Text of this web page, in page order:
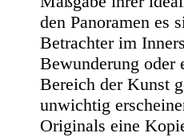
den Panoramen es
Betrachter im
Bewunderung oder
Bereich der Kunst
unwichtig
Originals eine